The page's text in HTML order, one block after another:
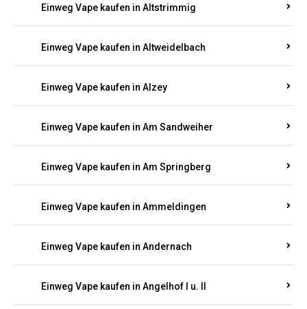
Einweg Vape kaufen in Altstrimmig
Einweg Vape kaufen in Altweidelbach
Einweg Vape kaufen in Alzey
Einweg Vape kaufen in Am Sandweiher
Einweg Vape kaufen in Am Springberg
Einweg Vape kaufen in Ammeldingen
Einweg Vape kaufen in Andernach
Einweg Vape kaufen in Angelhof I u. II